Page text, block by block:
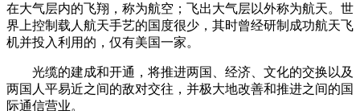
在大气层内的飞翔，称为航空；飞出大气层以外称为航天。世
界上控制载人航天手艺的国度很少，其时曾经研制成功航天飞
机并投入利用的，仅有美国一家。
光缆的建成和开通，将推进两国、经济、文化的交换以及
两国人平易近之间的敌对交往，并极大地改善和推进之间的国
际通信营业。